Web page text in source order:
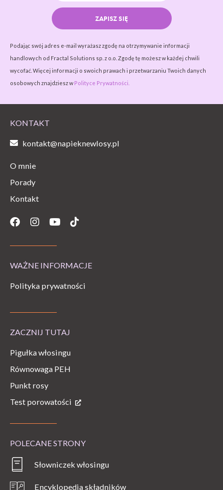
ZAPISZ SIĘ
Podając swój adres e-mail wyrażasz zgodę na otrzymywanie informacji
handlowych od Fractal Solutions sp. z o.o. Zgodę tę możesz w każdej chwili
wycofać. Więcej informacji o swoich prawach i przetwarzaniu Twoich danych
osobowych znajdziesz w Polityce Prywatności.
KONTAKT
kontakt@napieknewlosy.pl
O mnie
Porady
Kontakt
Facebook
Instagram
YoutubeTiktok
WAŻNE INFORMACJE
Polityka prywatności
ZACZNIJ TUTAJ
Pigułka włosingu
Równowaga PEH
Punkt rosy
Test porowatości
POLECANE STRONY
Słowniczek włosingu
Encyklopedia składników